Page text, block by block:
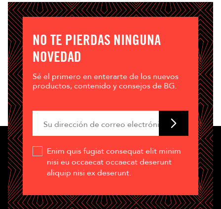
NO TE PIERDAS NINGUNA
NOVEDAD
Sé el primero en enterarte de los nuevos
productos, contenido y consejos de BG.
Enim quis fugiat consequat elit minim
nisi eu occaecat occaecat deserunt
aliquip nisi ex deserunt.